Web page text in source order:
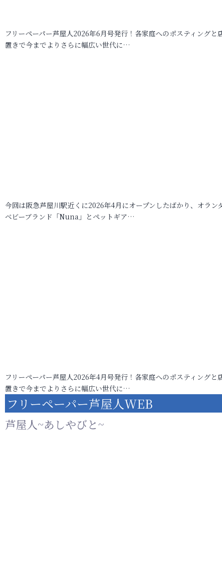
フリーペーパー芦屋人2026年6月号発行！各家庭へのポスティングと
置きで今までよりさらに幅広い世代に…
今回は阪急芦屋川駅近くに2026年4月にオープンしたばかり、オラン
ベビーブランド「Nuna」とペットギア…
フリーペーパー芦屋人2026年4月号発行！各家庭へのポスティングと
置きで今までよりさらに幅広い世代に…
フリーペーパー芦屋人WEB
芦屋人~あしやびと~